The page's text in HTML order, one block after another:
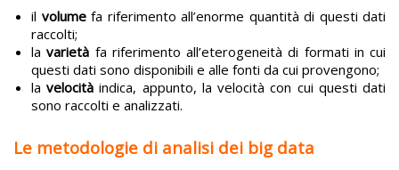
il volume fa riferimento all’enorme quantità di questi dati
raccolti;
lavarietà fa riferimento all’eterogeneità di formati in cui
questi dati sono disponibili e alle fonti da cui provengono;
lavelocità indica, appunto, la velocità con cui questi dati
sono raccolti e analizzati.
Le metodologie di analisi dei big data